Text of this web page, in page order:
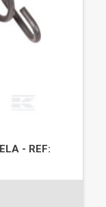
- REF: